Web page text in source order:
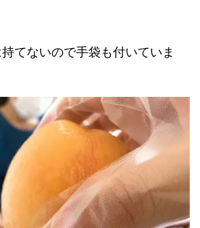
てないので手袋も付いていま